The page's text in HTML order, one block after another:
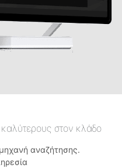
στον κλάδο
αναζήτησης.